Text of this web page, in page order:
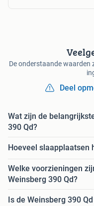
De onderstaande waarden
Deel
Wat zijn de
390 Qd?
Hoeveel slaapplaatsen
Welke voorzieningen
Weinsberg 390 Qd?
Is de Weinsberg 390